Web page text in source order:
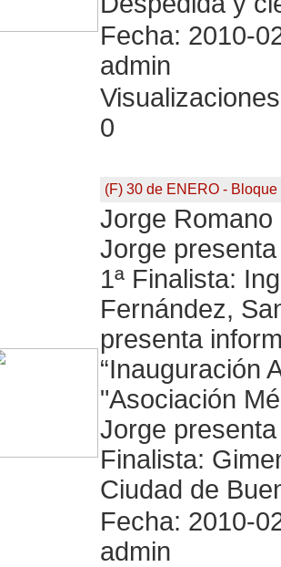
Fecha: 2010-
admin
0
(F) 30 de ENERO - Bloque
Jorge
Jorge
1ª Finalista:
Fernández,
presenta
“Inauguración
"Asociación
Jorge
Finalista:
Ciudad de
Fecha: 2010-
admin